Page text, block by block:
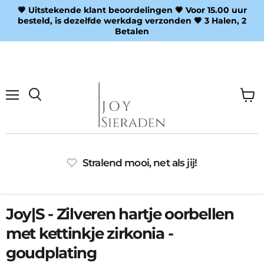
💗 Uitstekende klant beoordelingen 💗 Voor 15.00 uur
besteld, is dezelfde werkdag verzonden 💗 3 Halen, 2
Betalen
Stralend mooi, net als jij!
Joy|S - Zilveren hartje oorbellen
met kettinkje zirkonia -
goudplating